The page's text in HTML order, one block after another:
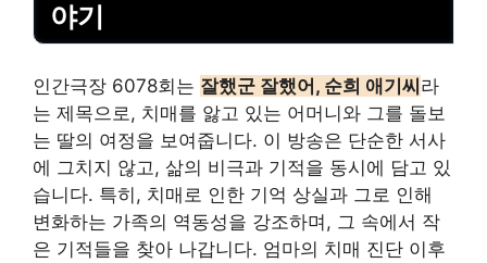
야기
인간극장 6078회는 잘했군 잘했어, 순희 애기씨라
는 제목으로, 치매를 앓고 있는 어머니와 그를 돌보
는 딸의 여정을 보여줍니다. 이 방송은 단순한 서사
에 그치지 않고, 삶의 비극과 기적을 동시에 담고 있
습니다. 특히, 치매로 인한 기억 상실과 그로 인해
변화하는 가족의 역동성을 강조하며, 그 속에서 작
은 기적들을 찾아 나갑니다. 엄마의 치매 진단 이후